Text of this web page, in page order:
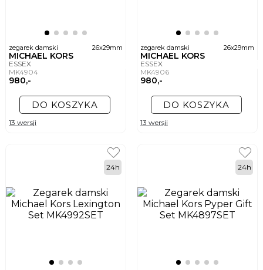
zegarek damski 26x29mm
MICHAEL KORS
ESSEX
MK4904
980,-
DO KOSZYKA
13 wersji
zegarek damski 26x29mm
MICHAEL KORS
ESSEX
MK4906
980,-
DO KOSZYKA
13 wersji
24h 24h